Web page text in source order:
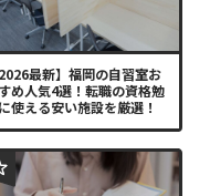
2026最新】福岡の自習室お
め人気4選！転職の資格勉
使える安い施設を厳選！